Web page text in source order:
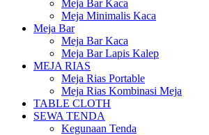
Meja Bar Kaca
Meja Minimalis Kaca
Meja Bar
Meja Bar Kaca
Meja Bar Lapis Kalep
MEJA RIAS
Meja Rias Portable
Meja Rias Kombinasi Meja
TABLE CLOTH
SEWA TENDA
Kegunaan Tenda